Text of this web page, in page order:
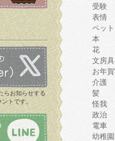
らお知らせする
トです。
受験
表情
ペット
本
花
文房具
お年
介護
髪
怪我
政治
電車
幼稚園